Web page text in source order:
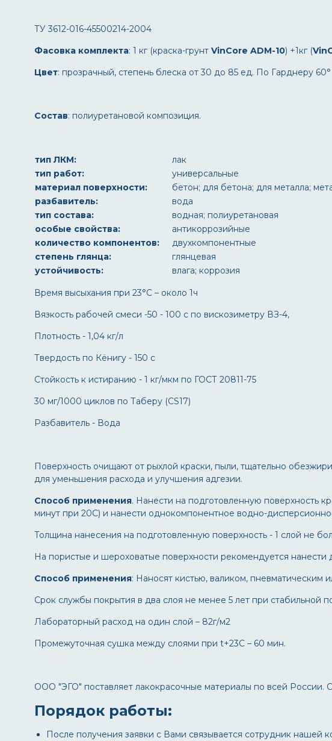
ТУ 3612-016-45500214-2004
Фасовка комплекта: 1 кг (краска-грунт VinCore ADM-10) +1кг (
Цвет: прозрачный, степень блеска от 30 до 85 ед. По Гарднеру 60°
Состав: полиуретановой композиция.
тип ЛКМ:
лак
тип работ:
универсальные
материал поверхности:
бетон; для бетона; для металла;
разбавитель:
вода
тип состава:
водная; полиуретановая
особые свойства:
антикоррозийные
количество компонентов:
двухкомпонентные
степень глянца:
глянцевая
устойчивость:
влага; коррозия
Время высыхания при 23°С – около 1ч
Вязкость рабочей смеси -50 - 100 с по вискозиметру ВЗ-4,
Плотность - 1,04 кг/л
Твердость по Кёнигу - 150 с
Стойкость к истиранию - 1 кг/мкм по ГОСТ 20811-75
30 мг/1000 циклов по Таберу (CS17)
Разбавитель - Вода
Поверхность очищают от рыхлой краски, пыли, тщательно
для уменьшения расхода и улучшения адгезии.
Способ применения. Нанести на подготовленную поверхность
минут при 20С) и нанести однокомпонентное водно-
Толщина нанесения на подготовленную поверхность - 1 слой не
На пористые и шероховатые поверхности рекомендуется
Способ применения: Наносят кистью, валиком,
Срок службы покрытия в два слоя не менее 5 лет при стабильной
Лабораторный расход на один слой – 82г/м2
Промежуточная сушка между слоями при t+23С – 60 мин.
ООО "ЭГО" поставляет лакокрасочные материалы по всей
Порядок работы:
После получения заявки с Вами связывается сотрудник нашей